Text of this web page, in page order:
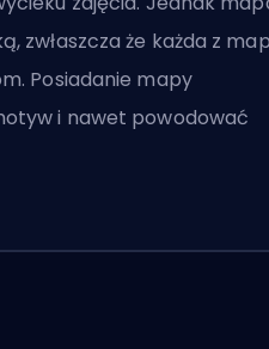
zwłaszcza że każda z
Posiadanie mapy
i nawet powodować